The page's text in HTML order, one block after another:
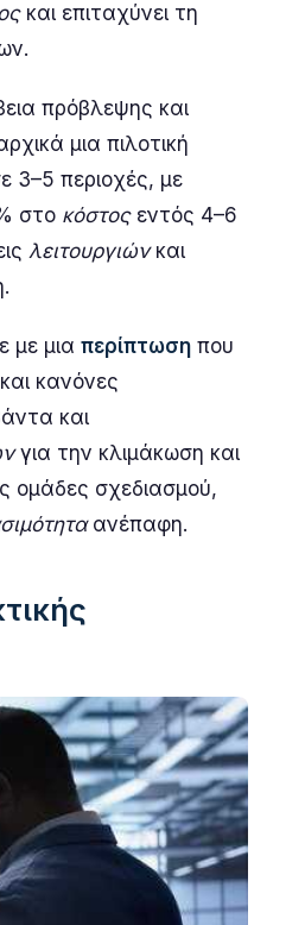
και επιταχύνει τη
πρόβλεψης και
μια πιλοτική
3–5 περιοχές, με
στο κόστοςεντός 4–6
λειτουργιώνκαι
με μια περίπτωση που
κανόνες
και
για την κλιμάκωση και
ομάδες σχεδιασμού,
ανέπαφη.